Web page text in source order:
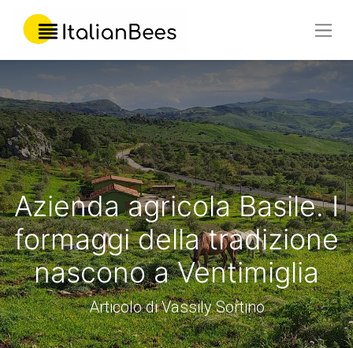
Azienda agricola Basile. I
formaggi della tradizione
nascono a Ventimiglia
Articolo di Vassily Sortino